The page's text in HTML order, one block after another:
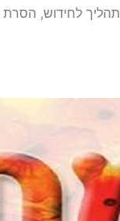
תהליך לחידוש,